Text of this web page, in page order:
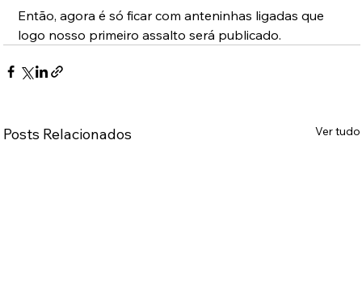
Então, agora é só ficar com anteninhas ligadas que
logo nosso primeiro assalto será publicado.
Posts Relacionados Ver tudo